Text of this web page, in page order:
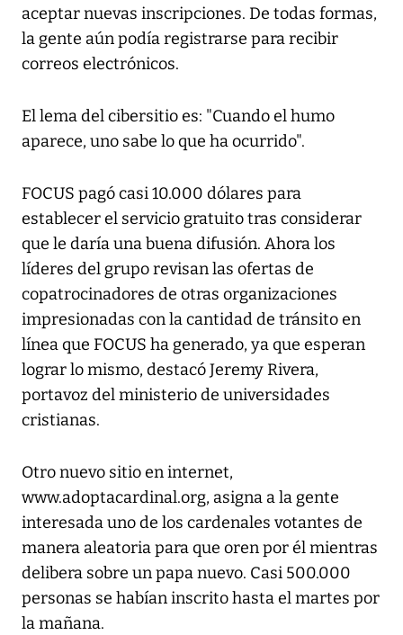
aceptar nuevas inscripciones. De todas formas,
la gente aún podía registrarse para recibir
correos electrónicos.
El lema del cibersitio es: "Cuando el humo
aparece, uno sabe lo que ha ocurrido".
FOCUS pagó casi 10.000 dólares para
establecer el servicio gratuito tras considerar
que le daría una buena difusión. Ahora los
líderes del grupo revisan las ofertas de
copatrocinadores de otras organizaciones
impresionadas con la cantidad de tránsito en
línea que FOCUS ha generado, ya que esperan
lograr lo mismo, destacó Jeremy Rivera,
portavoz del ministerio de universidades
cristianas.
Otro nuevo sitio en internet,
www.adoptacardinal.org, asigna a la gente
interesada uno de los cardenales votantes de
manera aleatoria para que oren por él mientras
delibera sobre un papa nuevo. Casi 500.000
personas se habían inscrito hasta el martes por
la mañana.